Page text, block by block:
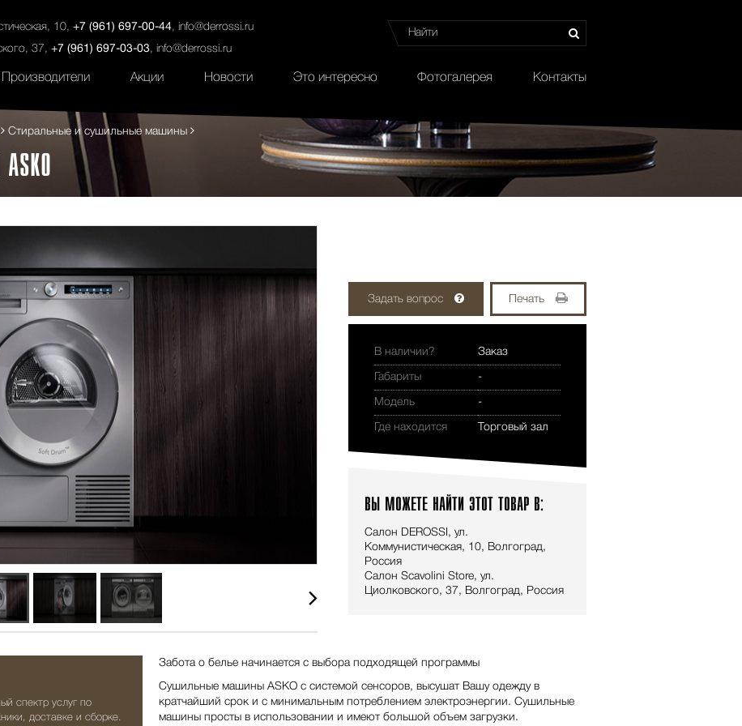
10, +7 (961) 697-00-44, info@derrossi.ru
37, +7 (961) 697-03-03, info@derrossi.ru
Салоны Услуги Наши проекты
Производители Акции Новости Это интересно Фотогалерея Контакты
Стиральные и сушильные машины
Задать вопрос Печать
В наличии? Заказ
Габариты -
Модель -
Где находится Торговый зал
ВЫ МОЖЕТЕ НАЙТИ ЭТОТ ТОВАР В:
Салон DEROSSI, ул.
Коммунистическая, 10, Волгоград,
Россия
Салон Scavolini Store, ул.
Циолковского, 37, Волгоград, Россия
спектр услуг по
доставке и сборке.
Забота о белье начинается с выбора подходящей программы
Сушильные машины ASKO с системой сенсоров, высушат Вашу одежду в
кратчайший срок и с минимальным потреблением электроэнергии. Сушильные
машины просты в использовании и имеют большой объем загрузки.